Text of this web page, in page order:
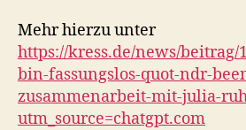
Mehr hierzu unter
https://kress.de/news/beitrag/
bin-fassungslos-quot-ndr-
zusammenarbeit-mit-julia-
utm_source=chatgpt.com